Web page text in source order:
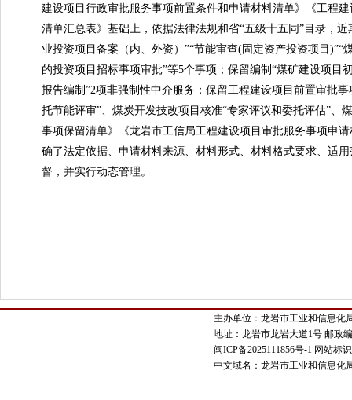
建设项目行政审批服务事项前置条件和申请材料清单》《工程
清单汇总表》基础上，依据法律法规和省“五级十五同”目录，
业投资项目备案（内、外资）”“节能审查(固定资产投资项目
的投资项目招标事项审批”等5个事项；保留编制“煤矿建设项目
报告编制”2项非强制性中介服务；保留工程建设项目前置审批
托节能评审”、煤炭开发技改项目核准“专家评议和委托评估”、
事项保留清单》《龙岩市工信局工程建设项目审批服务事项申
确了法定依据、申请材料来源、材料形式、材料格式要求、适
督，并实行动态管理。